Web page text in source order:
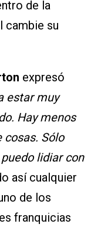
de la
cambie su
expresó
estar muy
Hay menos
Sólo
lidiar con
así cualquier
de los
franquicias